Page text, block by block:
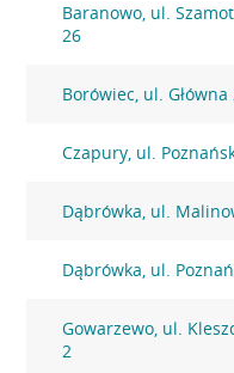
Baranowo, ul.
26
Borówiec, ul. Główna
Czapury, ul.
Dąbrówka, ul.
Dąbrówka, ul.
Gowarzewo, ul.
2